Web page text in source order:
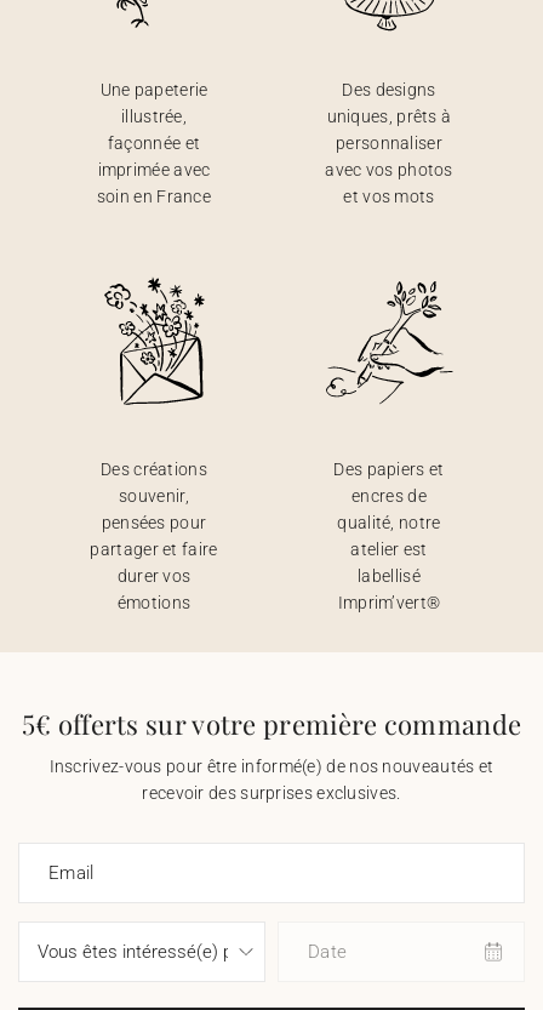
Une papeterie
illustrée,
façonnée et
imprimée avec
soin en France
Des designs
uniques, prêts à
personnaliser
avec vos photos
et vos mots
Des créations
souvenir,
pensées pour
partager et faire
durer vos
émotions
Des papiers et
encres de
qualité, notre
atelier est
labellisé
Imprim’vert®
5€ offerts sur votre première commande
Inscrivez-vous pour être informé(e) de nos nouveautés et
recevoir des surprises exclusives.
Email
Date